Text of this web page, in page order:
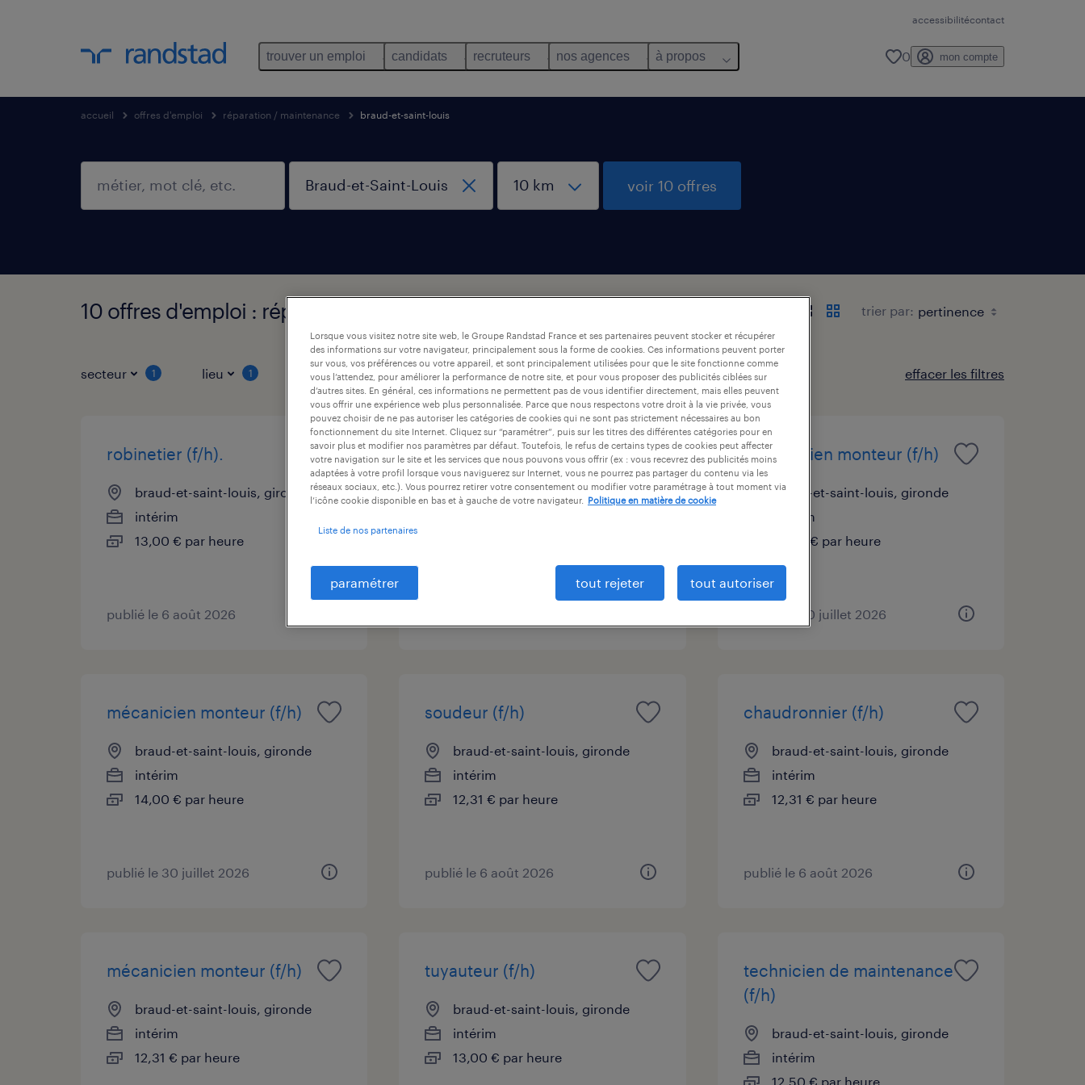
accessibilitécontact
trouver un emploi candidats recruteurs nos agences à propos 0 mon compte
accueil offres d'emploi réparation / maintenance braud-et-saint-louis
voir 10 offres
10 offres d'emploi : réparation / maintenance, Braud-et-Saint-Louis trier par:
secteur 1 lieu 1 type de contrat durée du contrat niveau d'expérience effacer les filtres
robinetier (f/h).
braud-et-saint-louis, gironde
intérim
13,00 € par heure
publié le 6 août 2026
chaudronnier (f/h)
braud-et-saint-louis, gironde
mécanicien monteur (f/h)
braud-et-saint-louis, gironde
intérim
14,00 € par heure
publié le 30 juillet 2026
mécanicien monteur (f/h)
braud-et-saint-louis, gironde
intérim
14,00 € par heure
publié le 30 juillet 2026
soudeur (f/h)
braud-et-saint-louis, gironde
intérim
12,31 € par heure
publié le 6 août 2026
chaudronnier (f/h)
braud-et-saint-louis, gironde
intérim
12,31 € par heure
publié le 6 août 2026
mécanicien monteur (f/h)
braud-et-saint-louis, gironde
intérim
12,31 € par heure
tuyauteur (f/h)
braud-et-saint-louis, gironde
intérim
13,00 € par heure
technicien de maintenance
(f/h)
braud-et-saint-louis, gironde
intérim
12,50 € par heure
Lorsque vous visitez notre site web, le Groupe Randstad France et ses partenaires peuvent stocker et récupérer
des informations sur votre navigateur, principalement sous la forme de cookies. Ces informations peuvent porter
sur vous, vos préférences ou votre appareil, et sont principalement utilisées pour que le site fonctionne comme
vous l’attendez, pour améliorer la performance de notre site, et pour vous proposer des publicités ciblées sur
d’autres sites. En général, ces informations ne permettent pas de vous identifier directement, mais elles peuvent
vous offrir une expérience web plus personnalisée. Parce que nous respectons votre droit à la vie privée, vous
pouvez choisir de ne pas autoriser les catégories de cookies qui ne sont pas strictement nécessaires au bon
fonctionnement du site Internet. Cliquez sur “paramétrer”, puis sur les titres des différentes catégories pour en
savoir plus et modifier nos paramètres par défaut. Toutefois, le refus de certains types de cookies peut affecter
votre navigation sur le site et les services que nous pouvons vous offrir (ex : vous recevrez des publicités moins
adaptées à votre profil lorsque vous naviguerez sur Internet, vous ne pourrez pas partager du contenu via les
réseaux sociaux, etc.). Vous pourrez retirer votre consentement ou modifier votre paramétrage à tout moment via
l’icône cookie disponible en bas et à gauche de votre navigateur.
Politique en matière de cookie
Liste de nos partenaires
paramétrer tout rejeter tout autoriser